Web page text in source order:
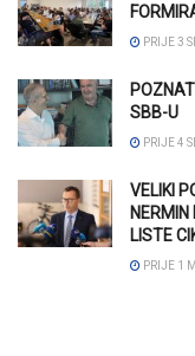
PRIJE 3
SBB-U
PRIJE 4
VELIKI
LISTE
PRIJE 1